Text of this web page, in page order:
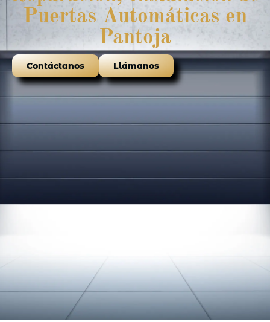
Puertas Automáticas en
Pantoja
Contáctanos Llámanos